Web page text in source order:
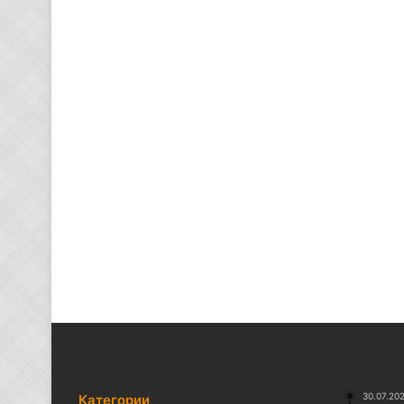
Категории